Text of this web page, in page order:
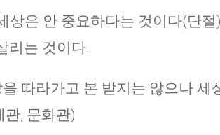
은 안 중요하다는 것이다(단절
리는 것이다.
따라가고 본 받지는 않으나
관, 문화관)